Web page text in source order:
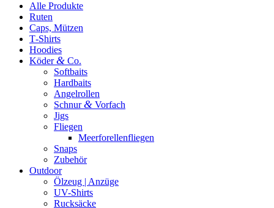
Alle Produkte
Ruten
Caps, Mützen
T‑Shirts
Hoodies
Köder& Co.
Softbaits
Hardbaits
Angelrollen
Schnur& Vorfach
Jigs
Fliegen
Meerforellenfliegen
Snaps
Zubehör
Outdoor
Ölzeug | Anzüge
UV-Shirts
Rucksäcke